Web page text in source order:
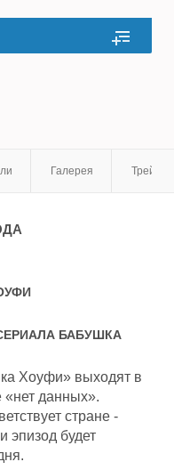
Галерея
БАБУШКА
Хоуфи» выходят в
«нет данных».
стране -
будет